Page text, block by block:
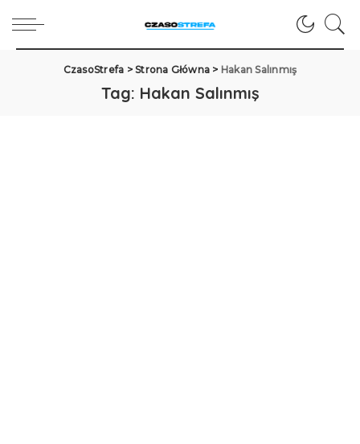
CzasoStrefa >Strona Główna > Hakan Salınmış
Tag: Hakan Salınmış